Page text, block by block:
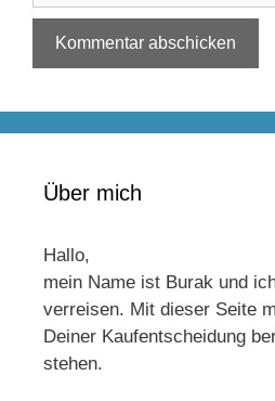
Über mich
Hallo,
mein Name ist Burak und
verreisen. Mit dieser Seite
Deiner Kaufentscheidung
stehen.